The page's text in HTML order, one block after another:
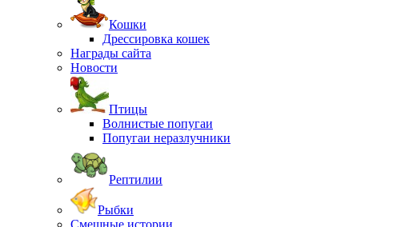
Кошки
Дрессировка кошек
Награды сайта
Новости
Птицы
Волнистые попугаи
Попугаи неразлучники
Рептилии
Рыбки